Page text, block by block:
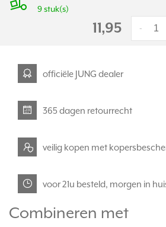
9 stuk(s)
11,95 -
officiële JUNG dealer
365 dagen retourrecht
veilig kopen met
voor 21u besteld, morgen in
Combineren met